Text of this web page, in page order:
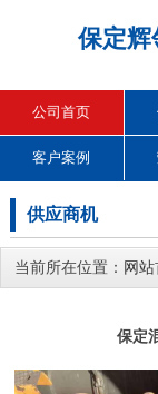
保定辉
公司首页
客户案例
供应商机
当前所在位置： 网
保定